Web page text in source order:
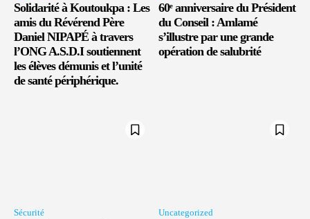
Solidarité à Koutoukpa : Les
amis du Révérend Père
Daniel NIPAPÉ à travers
l’ONG A.S.D.I soutiennent
les élèves démunis et l’unité
de santé périphérique.
60ᵉ anniversaire du Président
du Conseil : Amlamé
s’illustre par une grande
opération de salubrité
Sécurité Uncategorized